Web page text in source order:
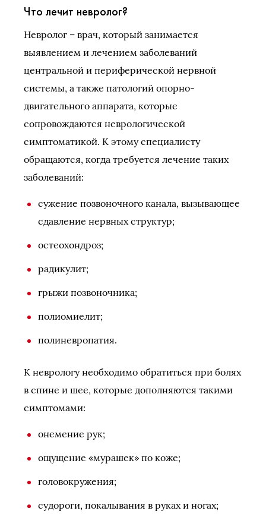
Что лечит невролог?
Невролог – врач, который занимается
выявлением и лечением заболеваний
центральной и периферической нервной
системы, а также патологий опорно-
двигательного аппарата, которые
сопровождаются неврологической
симптоматикой. К этому специалисту
обращаются, когда требуется лечение таких
заболеваний:
сужение позвоночного канала, вызывающее
сдавление нервных структур;
остеохондроз;
радикулит;
грыжи позвоночника;
полиомиелит;
полиневропатия.
К неврологу необходимо обратиться при болях
в спине и шее, которые дополняются такими
симптомами:
онемение рук;
ощущение «мурашек» по коже;
головокружения;
судороги, покалывания в руках и ногах;